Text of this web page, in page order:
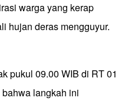
warga yang kerap
hujan deras mengguyur.
pukul 09.00 WIB di RT 01
langkah ini